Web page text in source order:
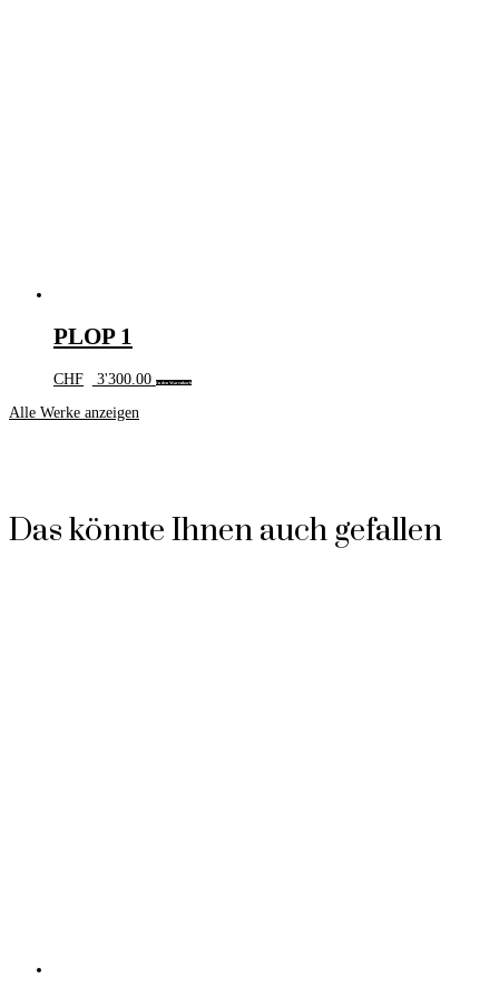
PLOP 1
CHF 3'300.00 In den Warenkorb
Alle Werke anzeigen
Das könnte Ihnen auch gefallen